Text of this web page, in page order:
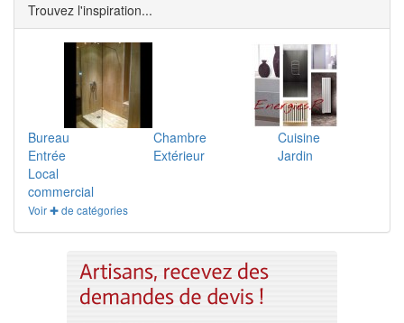
Trouvez l'inspiration...
Bureau Chambre
Cuisine
Entrée
Extérieur
Jardin
Local
commercial
Voir ✚ de catégories